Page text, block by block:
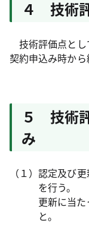
４ 技術
技術評価点とし
契約申込み時から
５ 技術
み
（１）認定及び
を行う。
更新に当
と。